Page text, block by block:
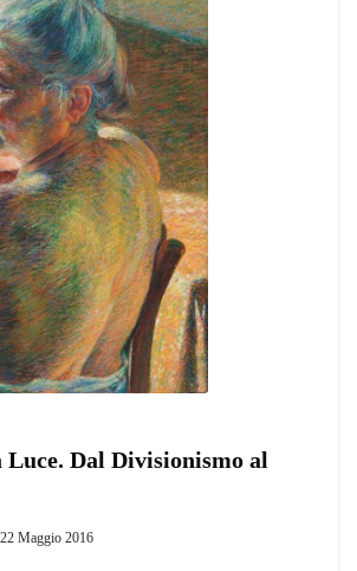
Dal Divisionismo al
22 Maggio 2016